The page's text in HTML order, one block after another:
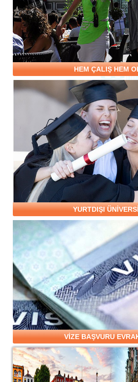
HEM ÇALIŞ HEM
YURTDIŞI
VİZE BAŞVURU